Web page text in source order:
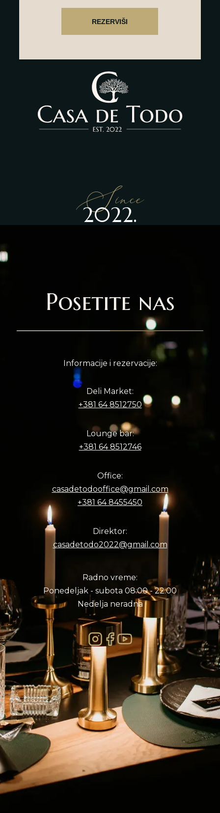
Since
2022.
Posetite nas
Informacije i rezervacije:
Deli Market:
+381 64 8512750
Lounge bar:
+381 64 8512746
Office:
casadetodooffice@gmail.com
+381 64 8455450
Direktor:
casadetodo2022@gmail.com
Radno vreme:
Ponedeljak - subota 08:00 - 22:00
Nedelja neradna